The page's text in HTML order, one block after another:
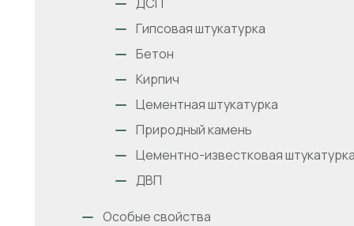
Гипсовая штукатурка
Бетон
Кирпич
Цементная штукатурка
Природный камень
Цементно-известковая
ДВП
Особые свойства